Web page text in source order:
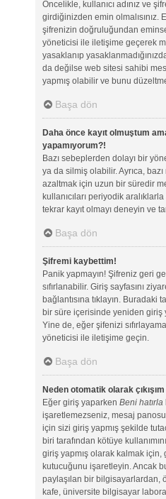
Öncelikle, kullanıcı adınız ve
girdiğinizden emin olmalısınız.
şifrenizin doğruluğundan
yöneticisi ile iletişime geçerek
yasaklanıp
da değilse web sitesi sahibi
yapmış olabilir ve bunu
Başa dön
Daha önce kayıt olmuştum
yapamıyorum?!
Bazı sebeplerden dolayı bir
ya da silmiş olabilir. Ayrıca,
azaltmak için uzun bir süredir
kullanıcıları periyodik
tekrar kayıt olmayı deneyin ve
Başa dön
Şifremi kaybettim!
Panik yapmayın! Şifreniz geri
sıfırlanabilir. Giriş sayfasını
bağlantısına tıklayın. Buradaki
bir süre içerisinde yeniden giriş
Yine de, eğer şifenizi
yöneticisi ile iletişime geçin.
Başa dön
Neden otomatik olarak çıkışım
Eğer giriş yaparken Beni hatırla
işaretlemezseniz, mesaj
için sizi giriş yapmış şekilde
biri tarafından kötüye
giriş yapmış olarak kalmak için,
kutucuğunu işaretleyin. Ancak
paylaşılan bir bilgisayarlardan,
kafe, üniversite bilgisayar